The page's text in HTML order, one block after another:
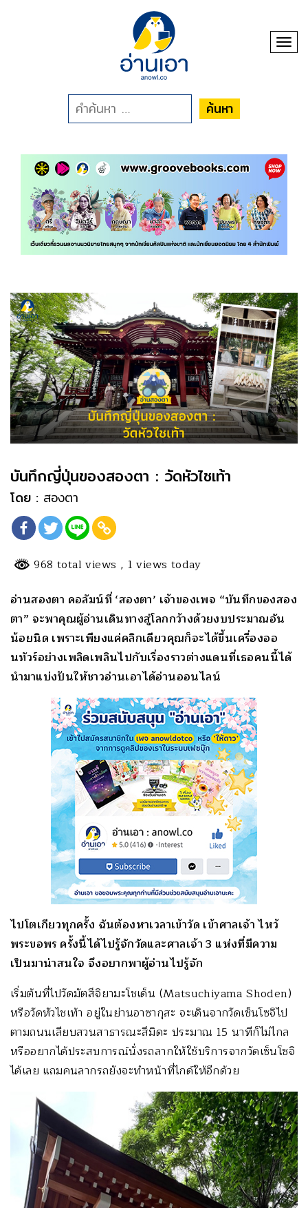
ค้นหา
บันทึกญี่ปุ่นของสองตา : วัดหัวไชเท้า
โดย : สองตา
968 total views , 1 views today
อ่านสองตา คอลัมน์ที่ ‘สองตา’ เจ้าของเพจ “บันทึกของสอง
ตา” จะพาคุณผู้อ่านเดินทางสู่โลกกว้างด้วยงบประมาณอัน
น้อยนิด เพราะเพียงแค่คลิกเดียวคุณก็จะได้ขึ้นเครื่องออ
นทัวร์อย่างเพลิดเพลินไปกับเรื่องราวต่างแดนที่เธอคนนี้ได้
นำมาแบ่งปันให้ชาวอ่านเอาได้อ่านออนไลน์
ไปโตเกียวทุกครั้ง ฉันต้องหาเวลาเข้าวัด เข้าศาลเจ้า ไหว้
พระขอพร ครั้งนี้ได้ไปรู้จักวัดและศาลเจ้า 3 แห่งที่มีความ
เป็นมาน่าสนใจ จึงอยากพาผู้อ่านไปรู้จัก
เริ่มต้นที่ไปวัดมัตสึจิยามะโชเด็น (Matsuchiyama Shoden)
หรือวัดหัวไชเท้า อยู่ในย่านอาซากุสะ จะเดินจากวัดเซ็นโซจิไป
ตามถนนเลียบสวนสาธารณะสึมิดะ ประมาณ 15 นาทีก็ไม่ไกล
หรืออยากได้ประสบการณ์นั่งรถลากให้ใช้บริการจากวัดเซ็นโซจิ
ได้เลย แถมคนลากรถยังจะทำหน้าที่ไกด์ให้อีกด้วย